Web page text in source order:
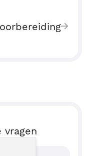
vragen